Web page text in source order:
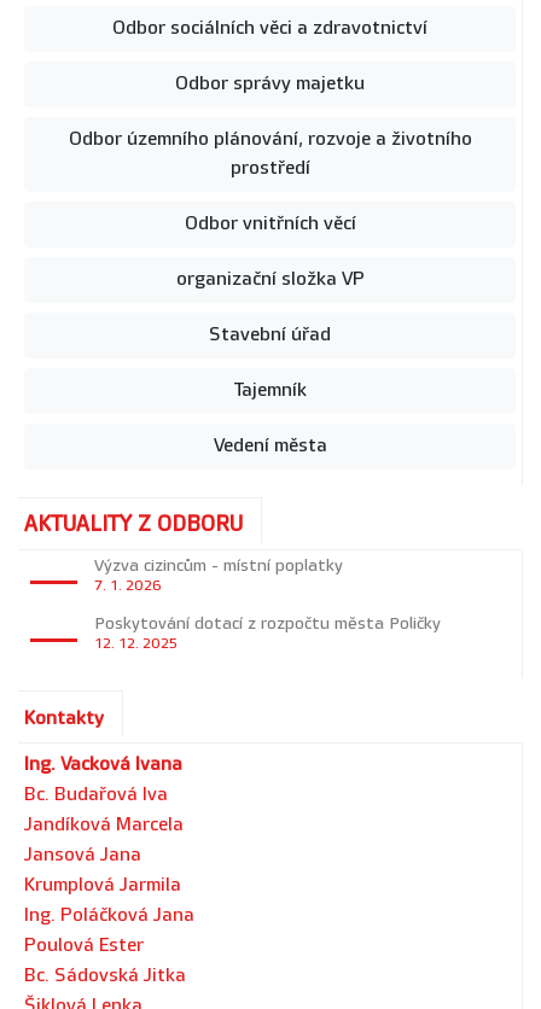
Odbor sociálních věci a zdravotnictví
Odbor správy majetku
Odbor územního plánování, rozvoje a životního
prostředí
Odbor vnitřních věcí
organizační složka VP
Stavební úřad
Tajemník
Vedení města
AKTUALITY Z ODBORU
Výzva cizincům - místní poplatky
7. 1. 2026
Poskytování dotací z rozpočtu města Poličky
12. 12. 2025
Kontakty
Ing. Vacková Ivana
Bc. Budařová Iva
Jandíková Marcela
Jansová Jana
Krumplová Jarmila
Ing. Poláčková Jana
Poulová Ester
Bc. Sádovská Jitka